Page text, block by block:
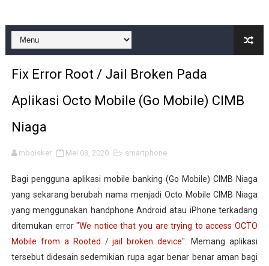
Fix Error Root / Jail Broken Pada
Aplikasi Octo Mobile (Go Mobile) CIMB
Niaga
mboisker Mei 03, 2020 smartphone
Bagi pengguna aplikasi mobile banking (Go Mobile) CIMB Niaga
yang sekarang berubah nama menjadi Octo Mobile CIMB Niaga
yang menggunakan handphone Android atau iPhone terkadang
ditemukan error"We notice that you are trying to access OCTO
Mobile from a Rooted / jail broken device" . Memang aplikasi
tersebut didesain sedemikian rupa agar benar benar aman bagi